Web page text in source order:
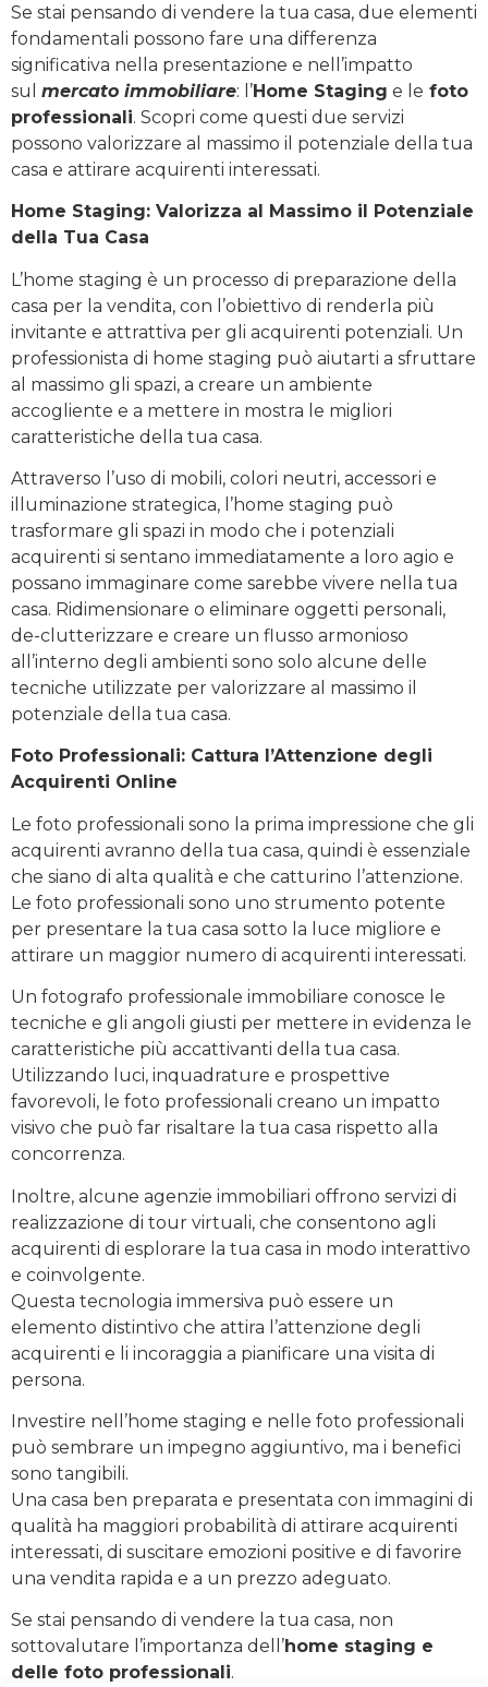
Se stai pensando di vendere la tua casa, due elementi
fondamentali possono fare una differenza
significativa nella presentazione e nell’impatto
sul mercato immobiliare: l’Home Staging e le foto
professionali. Scopri come questi due servizi
possono valorizzare al massimo il potenziale della tua
casa e attirare acquirenti interessati.
Home Staging: Valorizza al Massimo il Potenziale
della Tua Casa
L’home staging è un processo di preparazione della
casa per la vendita, con l’obiettivo di renderla più
invitante e attrattiva per gli acquirenti potenziali. Un
professionista di home staging può aiutarti a sfruttare
al massimo gli spazi, a creare un ambiente
accogliente e a mettere in mostra le migliori
caratteristiche della tua casa.
Attraverso l’uso di mobili, colori neutri, accessori e
illuminazione strategica, l’home staging può
trasformare gli spazi in modo che i potenziali
acquirenti si sentano immediatamente a loro agio e
possano immaginare come sarebbe vivere nella tua
casa. Ridimensionare o eliminare oggetti personali,
de-clutterizzare e creare un flusso armonioso
all’interno degli ambienti sono solo alcune delle
tecniche utilizzate per valorizzare al massimo il
potenziale della tua casa.
Foto Professionali: Cattura l’Attenzione degli
Acquirenti Online
Le foto professionali sono la prima impressione che gli
acquirenti avranno della tua casa, quindi è essenziale
che siano di alta qualità e che catturino l’attenzione.
Le foto professionali sono uno strumento potente
per presentare la tua casa sotto la luce migliore e
attirare un maggior numero di acquirenti interessati.
Un fotografo professionale immobiliare conosce le
tecniche e gli angoli giusti per mettere in evidenza le
caratteristiche più accattivanti della tua casa.
Utilizzando luci, inquadrature e prospettive
favorevoli, le foto professionali creano un impatto
visivo che può far risaltare la tua casa rispetto alla
concorrenza.
Inoltre, alcune agenzie immobiliari offrono servizi di
realizzazione di tour virtuali, che consentono agli
acquirenti di esplorare la tua casa in modo interattivo
e coinvolgente.
Questa tecnologia immersiva può essere un
elemento distintivo che attira l’attenzione degli
acquirenti e li incoraggia a pianificare una visita di
persona.
Investire nell’home staging e nelle foto professionali
può sembrare un impegno aggiuntivo, ma i benefici
sono tangibili.
Una casa ben preparata e presentata con immagini di
qualità ha maggiori probabilità di attirare acquirenti
interessati, di suscitare emozioni positive e di favorire
una vendita rapida e a un prezzo adeguato.
Se stai pensando di vendere la tua casa, non
sottovalutare l’importanza dell’home staging e
delle foto professionali.